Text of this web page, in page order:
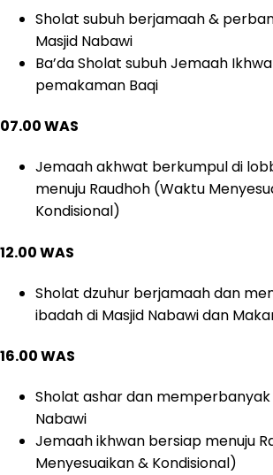
Sholat subuh berjamaah &
Masjid Nabawi
Ba’da Sholat subuh Jemaah
pemakaman Baqi
07.00 WAS
Jemaah akhwat berkumpul di
menuju Raudhoh (Waktu
Kondisional)
12.00 WAS
Sholat dzuhur berjamaah dan
ibadah di Masjid Nabawi dan
16.00 WAS
Sholat ashar dan memperbanyak
Nabawi
Jemaah ikhwan bersiap menuju
Menyesuaikan & Kondisional)